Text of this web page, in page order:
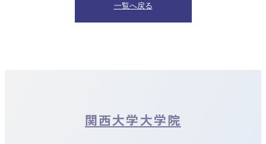
一覧へ戻る
関西大学大学院